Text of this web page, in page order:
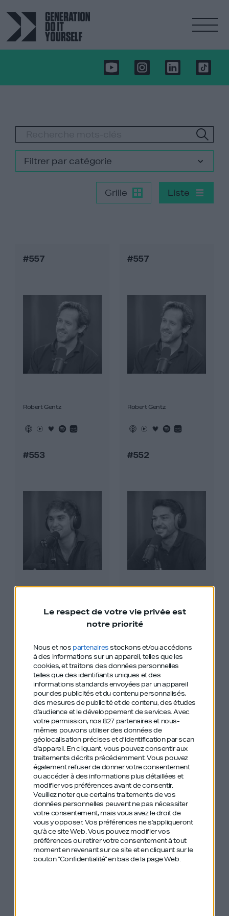
Le respect de votre vie privée est
notre priorité
Nous et nos partenairesstockons et/ou accédons
à des informations sur un appareil, telles que les
cookies, et traitons des données personnelles
telles que des identifiants uniques et des
informations standards envoyées par un appareil
pour des publicités et du contenu personnalisés,
des mesures de publicité et de contenu, des études
d'audience et le développement de services.Avec
votre permission, nos 827 partenaires et nous-
mêmes pouvons utiliser des données de
géolocalisation précises et d’identification par scan
d'appareil. En cliquant, vous pouvez consentir aux
traitements décrits précédemment. Vous pouvez
également refuser de donner votre consentement
ou accéder à des informations plus détaillées et
modifier vos préférences avant de consentir.
Veuillez noter que certains traitements de vos
données personnelles peuvent ne pas nécessiter
votre consentement, mais vous avez le droit de
vous y opposer. Vos préférences ne s'appliqueront
qu’à ce site Web. Vous pouvez modifier vos
préférences ou retirer votre consentement à tout
moment en revenant sur ce site et en cliquant sur le
bouton "Confidentialité" en bas de la page Web.
Filtrer par catégorie
Grille Liste
#557
Robert Gentz
#557
Robert Gentz
#553 #552
#551
Simon Squibb
#551
Simon Squibb
#550 #549